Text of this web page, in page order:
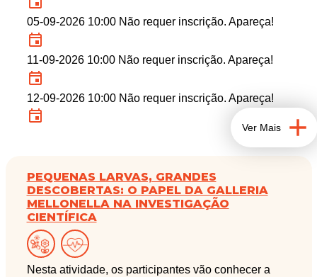
05-09-2026 10:00 Não requer inscrição. Apareça!
11-09-2026 10:00 Não requer inscrição. Apareça!
12-09-2026 10:00 Não requer inscrição. Apareça!
Ver Mais
PEQUENAS LARVAS, GRANDES
DESCOBERTAS: O PAPEL DA GALLERIA
MELLONELLA NA INVESTIGAÇÃO
CIENTÍFICA
Nesta atividade, os participantes vão conhecer a